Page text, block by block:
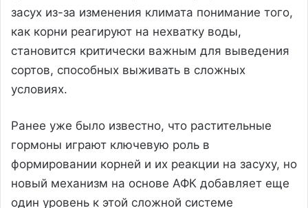
засух из-за изменения климата понимание того,
как корни реагируют на нехватку воды,
становится критически важным для выведения
сортов, способных выживать в сложных
условиях.
Ранее уже было известно, что растительные
гормоны играют ключевую роль в
формировании корней и их реакции на засуху, но
новый механизм на основе АФК добавляет еще
один уровень к этой сложной системе